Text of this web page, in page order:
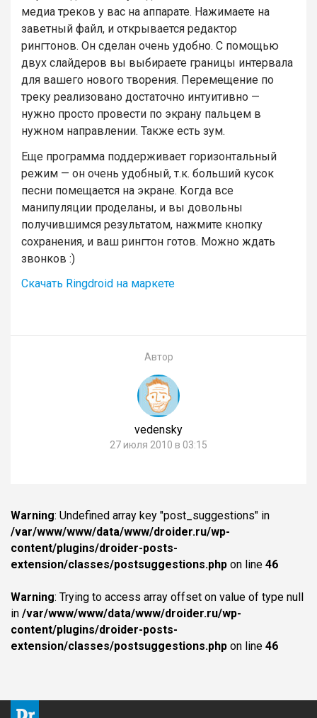
медиа треков у вас на аппарате. Нажимаете на
заветный файл, и открывается редактор
рингтонов. Он сделан очень удобно. С помощью
двух слайдеров вы выбираете границы интервала
для вашего нового творения. Перемещение по
треку реализовано достаточно интуитивно —
нужно просто провести по экрану пальцем в
нужном направлении. Также есть зум.
Еще программа поддерживает горизонтальный
режим — он очень удобный, т.к. больший кусок
песни помещается на экране. Когда все
манипуляции проделаны, и вы довольны
получившимся результатом, нажмите кнопку
сохранения, и ваш рингтон готов. Можно ждать
звонков :)
Скачать Ringdroid на маркете
Автор
vedensky
27 июля 2010 в 03:15
Warning: Undefined array key "post_suggestions" in
/var/www/www/data/www/droider.ru/wp-
content/plugins/droider-posts-
extension/classes/postsuggestions.php on line 46
Warning: Trying to access array offset on value of type null
in /var/www/www/data/www/droider.ru/wp-
content/plugins/droider-posts-
extension/classes/postsuggestions.php on line 46